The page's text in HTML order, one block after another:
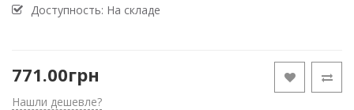
Доступность: На складе
771.00грн
Нашли дешевле?